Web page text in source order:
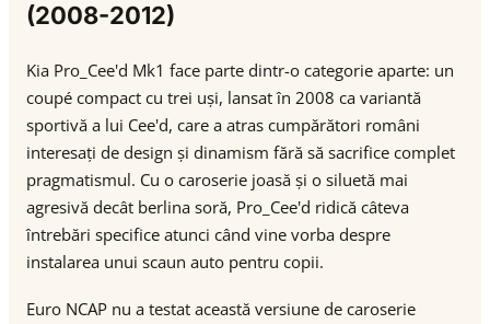
(2008-2012)
Kia Pro_Cee'd Mk1 face parte dintr-o categorie aparte: un
coupé compact cu trei uși, lansat în 2008 ca variantă
sportivă a lui Cee'd, care a atras cumpărători români
interesați de design și dinamism fără să sacrifice complet
pragmatismul. Cu o caroserie joasă și o siluetă mai
agresivă decât berlina soră, Pro_Cee'd ridică câteva
întrebări specifice atunci când vine vorba despre
instalarea unui scaun auto pentru copii.
Euro NCAP nu a testat această versiune de caroserie